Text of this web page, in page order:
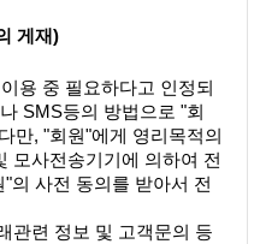
게재)
용 중 필요하다고 인정되
SMS등의 방법으로 "회
만, "회원"에게 영리목적의
모사전송기기에 의하여 전
의 사전 동의를 받아서 전
관련 정보 및 고객문의 등